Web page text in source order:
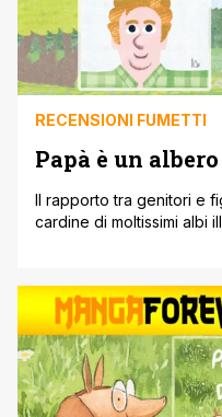
RECENSIONI FUMETTI
Papà è un
Il rapporto tra genitori e
cardine di moltissimi albi
figlio. Lo stesso con il
parlare oggi troviamo [']